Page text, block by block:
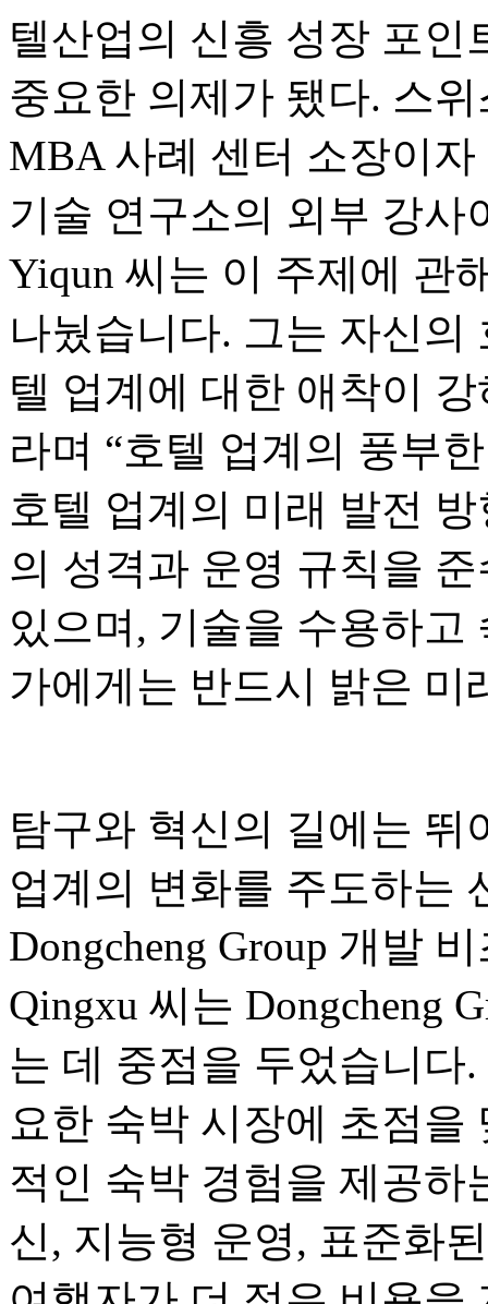
텔산업의 신흥 성장 포인
중요한 의제가 됐다. 스
MBA 사례 센터 소장이
기술 연구소의 외부 강사
Yiqun 씨는 이 주제에 관
나눴습니다. 그는 자신의
텔 업계에 대한 애착이
라며 “호텔 업계의 풍부
호텔 업계의 미래 발전
의 성격과 운영 규칙을
있으며, 기술을 수용하고
가에게는 반드시 밝은 미
탐구와 혁신의 길에는
업계의 변화를 주도하는
Dongcheng Group 개발
Qingxu 씨는 Dongcheng
는 데 중점을 두었습니다.
요한 숙박 시장에 초점
적인 숙박 경험을 제공하
신, 지능형 운영, 표준화